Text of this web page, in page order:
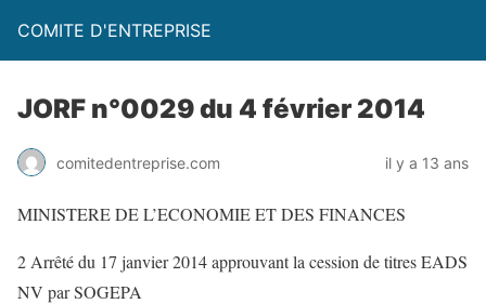
COMITE D'ENTREPRISE
JORF n°0029 du 4 février 2014
comitedentreprise.com il y a 13 ans
MINISTERE DE L’ECONOMIE ET DES FINANCES
2 Arrêté du 17 janvier 2014 approuvant la cession de titres EADS
NV par SOGEPA